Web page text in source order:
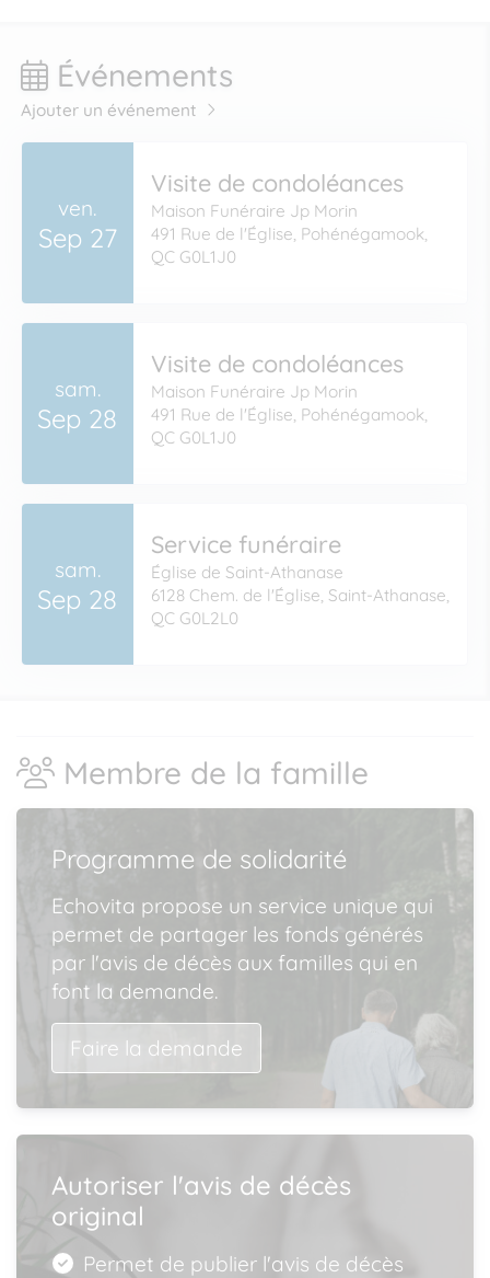
Événements
Ajouter un événement
ven.
Sep 27
Visite de condoléances
Maison Funéraire Jp Morin
491 Rue de l'Église, Pohénégamook,
QC G0L1J0
sam.
Sep 28
Visite de condoléances
Maison Funéraire Jp Morin
491 Rue de l'Église, Pohénégamook,
QC G0L1J0
sam.
Sep 28
Service funéraire
Église de Saint-Athanase
6128 Chem. de l'Église, Saint-Athanase,
QC G0L2L0
Membre de la famille
Programme de solidarité
Echovita propose un service unique qui
permet de partager les fonds générés
par l'avis de décès aux familles qui en
font la demande.
Faire la demande
Autoriser l'avis de décès
original
Permet de publier l'avis de décès